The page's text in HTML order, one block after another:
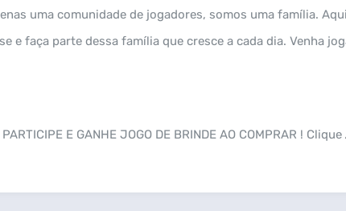
uma comunidade de jogadores, somos uma família.
faça parte dessa família que cresce a cada dia. Venha
E GANHE JOGO DE BRINDE AO COMPRAR ! Clique